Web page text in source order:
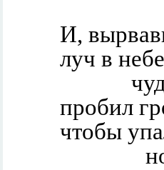
И,
луч в
пробил
чтобы